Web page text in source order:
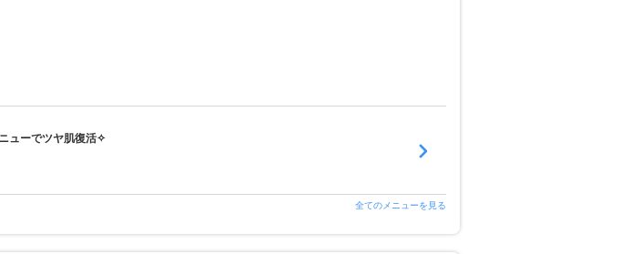
ューでツヤ肌復活✧
全てのメニューを見る